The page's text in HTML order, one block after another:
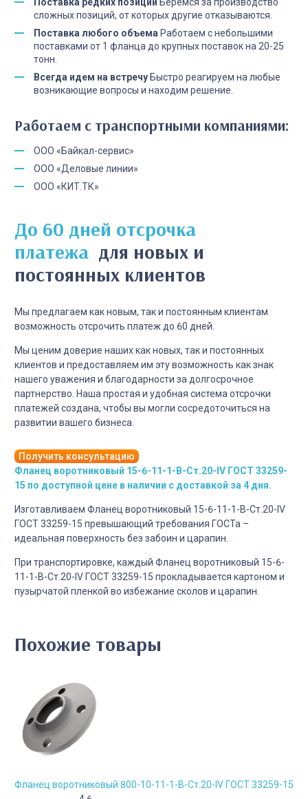
сложных позиций, от которых другие отказываются.
Поставка любого объема Работаем с небольшими
поставками от 1 фланца до крупных поставок на 20-25
тонн.
Всегда идем на встречу Быстро реагируем на любые
возникающие вопросы и находим решение.
Работаем с транспортными компаниями:
ООО «Байкал-сервис»
ООО «Деловые линии»
ООО «КИТ.ТК»
До 60 дней отсрочка
платежа для новых и
постоянных клиентов
Мы предлагаем как новым, так и постоянным клиентам
возможность отсрочить платеж до 60 дней.
Мы ценим доверие наших как новых, так и постоянных
клиентов и предоставляем им эту возможность как знак
нашего уважения и благодарности за долгосрочное
партнерство. Наша простая и удобная система отсрочки
платежей создана, чтобы вы могли сосредоточиться на
развитии вашего бизнеса.
Получить консультацию
Фланец воротниковый 15-6-11-1-B-Cт.20-IV ГОСТ 33259-
15 по доступной цене в наличии с доставкой за 4 дня.
Изготавливаем Фланец воротниковый 15-6-11-1-B-Cт.20-IV
ГОСТ 33259-15 превышающий требования ГОСТа –
идеальная поверхность без забоин и царапин.
При транспортировке, каждый Фланец воротниковый 15-6-
11-1-B-Cт.20-IV ГОСТ 33259-15 прокладывается картоном и
пузырчатой пленкой во избежание сколов и царапин.
Похожие товары
Фланец воротниковый 800-10-11-1-B-Cт.20-IV ГОСТ 33259-15